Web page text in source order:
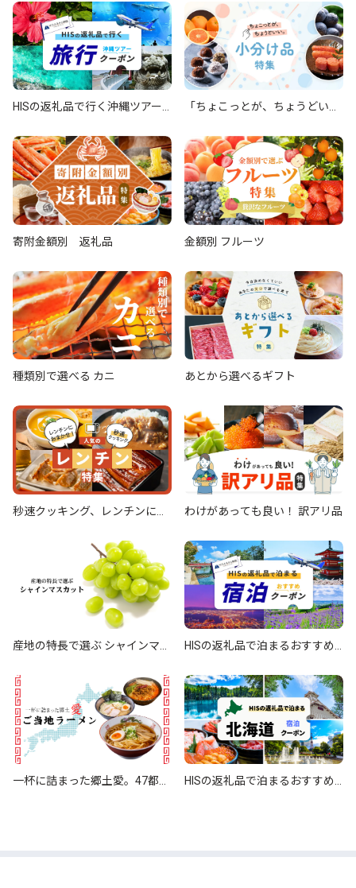
HISの返礼品で行く沖縄ツアー
「ちょこっとが、ちょうどい
寄附金額別 返礼品 金額別 フルーツ
種類別で選べる カニ あとから選べるギフト
秒速クッキング、レンチンにお
わけがあっても良い！ 訳アリ品
産地の特長で選ぶ シャインマス
HISの返礼品で泊まるおすすめ
一杯に詰まった郷土愛。47都道
HISの返礼品で泊まるおすすめ